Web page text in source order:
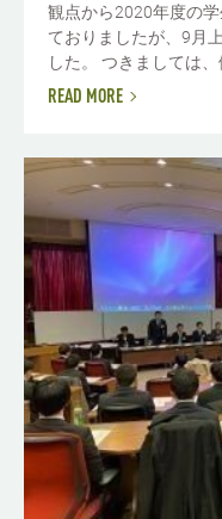
観点から2020年度の
ておりましたが、9月
した。 つきましては、
READ MORE